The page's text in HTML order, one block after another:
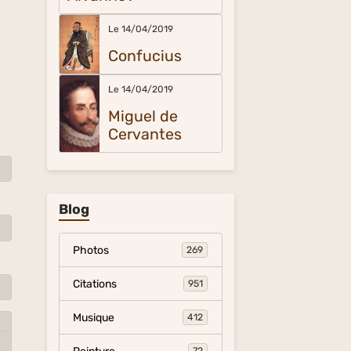
Le 14/04/2019
Confucius
Le 14/04/2019
Miguel de
Cervantes
Blog
Photos 269
Citations 951
Musique 412